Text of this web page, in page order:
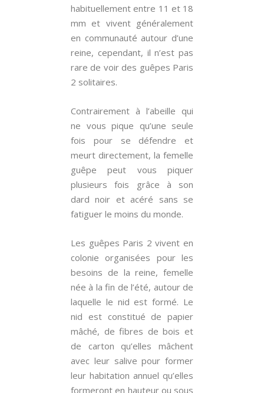
habituellement entre 11 et 18
mm et vivent généralement
en communauté autour d’une
reine, cependant, il n’est pas
rare de voir des guêpes Paris
2 solitaires.
Contrairement à l’abeille qui
ne vous pique qu’une seule
fois pour se défendre et
meurt directement, la femelle
guêpe peut vous piquer
plusieurs fois grâce à son
dard noir et acéré sans se
fatiguer le moins du monde.
Les guêpes Paris 2 vivent en
colonie organisées pour les
besoins de la reine, femelle
née à la fin de l’été, autour de
laquelle le nid est formé. Le
nid est constitué de papier
mâché, de fibres de bois et
de carton qu’elles mâchent
avec leur salive pour former
leur habitation annuel qu’elles
formeront en hauteur ou sous